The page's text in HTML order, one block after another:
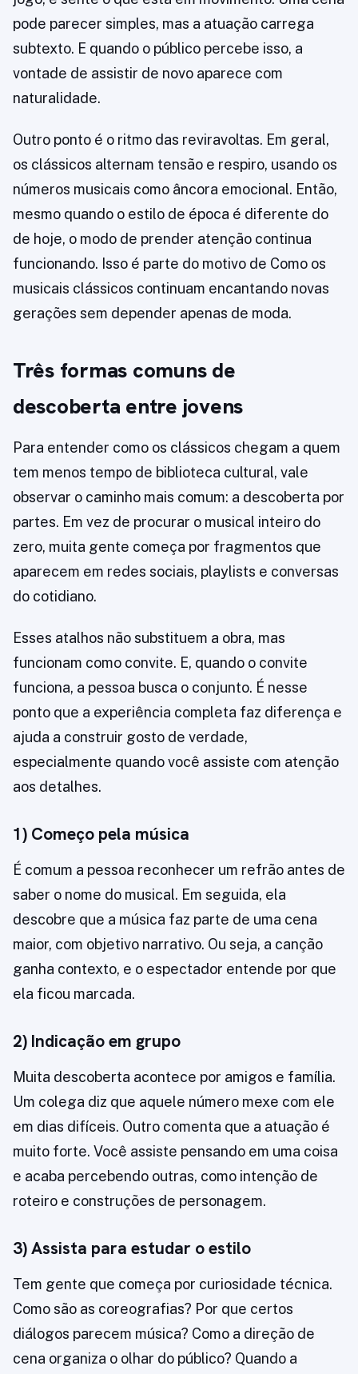
pode parecer simples, mas a atuação carrega
subtexto. E quando o público percebe isso, a
vontade de assistir de novo aparece com
naturalidade.
Outro ponto é o ritmo das reviravoltas. Em geral,
os clássicos alternam tensão e respiro, usando os
números musicais como âncora emocional. Então,
mesmo quando o estilo de época é diferente do
de hoje, o modo de prender atenção continua
funcionando. Isso é parte do motivo de Como os
musicais clássicos continuam encantando novas
gerações sem depender apenas de moda.
Três formas comuns de
descoberta entre jovens
Para entender como os clássicos chegam a quem
tem menos tempo de biblioteca cultural, vale
observar o caminho mais comum: a descoberta por
partes. Em vez de procurar o musical inteiro do
zero, muita gente começa por fragmentos que
aparecem em redes sociais, playlists e conversas
do cotidiano.
Esses atalhos não substituem a obra, mas
funcionam como convite. E, quando o convite
funciona, a pessoa busca o conjunto. É nesse
ponto que a experiência completa faz diferença e
ajuda a construir gosto de verdade,
especialmente quando você assiste com atenção
aos detalhes.
1) Começo pela música
É comum a pessoa reconhecer um refrão antes de
saber o nome do musical. Em seguida, ela
descobre que a música faz parte de uma cena
maior, com objetivo narrativo. Ou seja, a canção
ganha contexto, e o espectador entende por que
ela ficou marcada.
2) Indicação em grupo
Muita descoberta acontece por amigos e família.
Um colega diz que aquele número mexe com ele
em dias difíceis. Outro comenta que a atuação é
muito forte. Você assiste pensando em uma coisa
e acaba percebendo outras, como intenção de
roteiro e construções de personagem.
3) Assista para estudar o estilo
Tem gente que começa por curiosidade técnica.
Como são as coreografias? Por que certos
diálogos parecem música? Como a direção de
cena organiza o olhar do público? Quando a